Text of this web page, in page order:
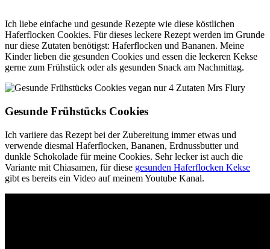
Ich liebe einfache und gesunde Rezepte wie diese köstlichen
Haferflocken Cookies. Für dieses leckere Rezept werden im Grunde
nur diese Zutaten benötigst: Haferflocken und Bananen. Meine
Kinder lieben die gesunden Cookies und essen die leckeren Kekse
gerne zum Frühstück oder als gesunden Snack am Nachmittag.
Gesunde Frühstücks Cookies
Ich variiere das Rezept bei der Zubereitung immer etwas und
verwende diesmal Haferflocken, Bananen, Erdnussbutter und
dunkle Schokolade für meine Cookies. Sehr lecker ist auch die
Variante mit Chiasamen, für diese gesunden Haferflocken Kekse
gibt es bereits ein Video auf meinem Youtube Kanal.